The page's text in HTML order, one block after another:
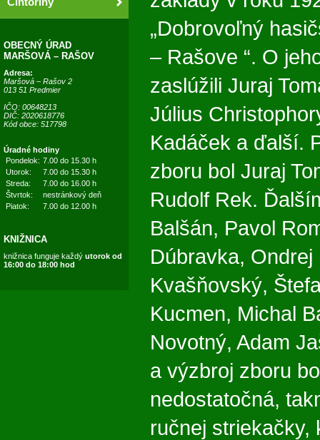
OBECNÝ ÚRAD
MARŠOVÁ – RAŠOV
Adresa:
Maršová – Rašov 2
013 51 Predmier
IČO: 00648213
DIČ: 2020618776
Kód obce: 517798
Úradné hodiny
Pondelok: 7.00 do 15.30 h
Utorok:
7.00 do 15.30 h
Streda:
7.00 do 16.00 h
Štvrtok:
nestránkový deň
Piatok:
7.00 do 12.00 h
KNIŽNICA
knižnica funguje každý utorok od
16:00 do 18:00 hod
„Dobrovoľný
– Rašove “. O
zaslúžili Juraj
Július
Kadáček a ďalší.
zboru bol Juraj
Rudolf Rek.
Balšán, Pavol
Dúbravka,
Kvašňovský,
Kucmen, Michal
Novotný, Adam
a výzbroj zboru
nedostatočná,
ručnej striekačky,